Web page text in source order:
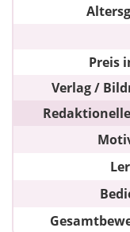
Preis
Verlag /